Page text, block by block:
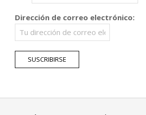
Dirección de correo electrónico: